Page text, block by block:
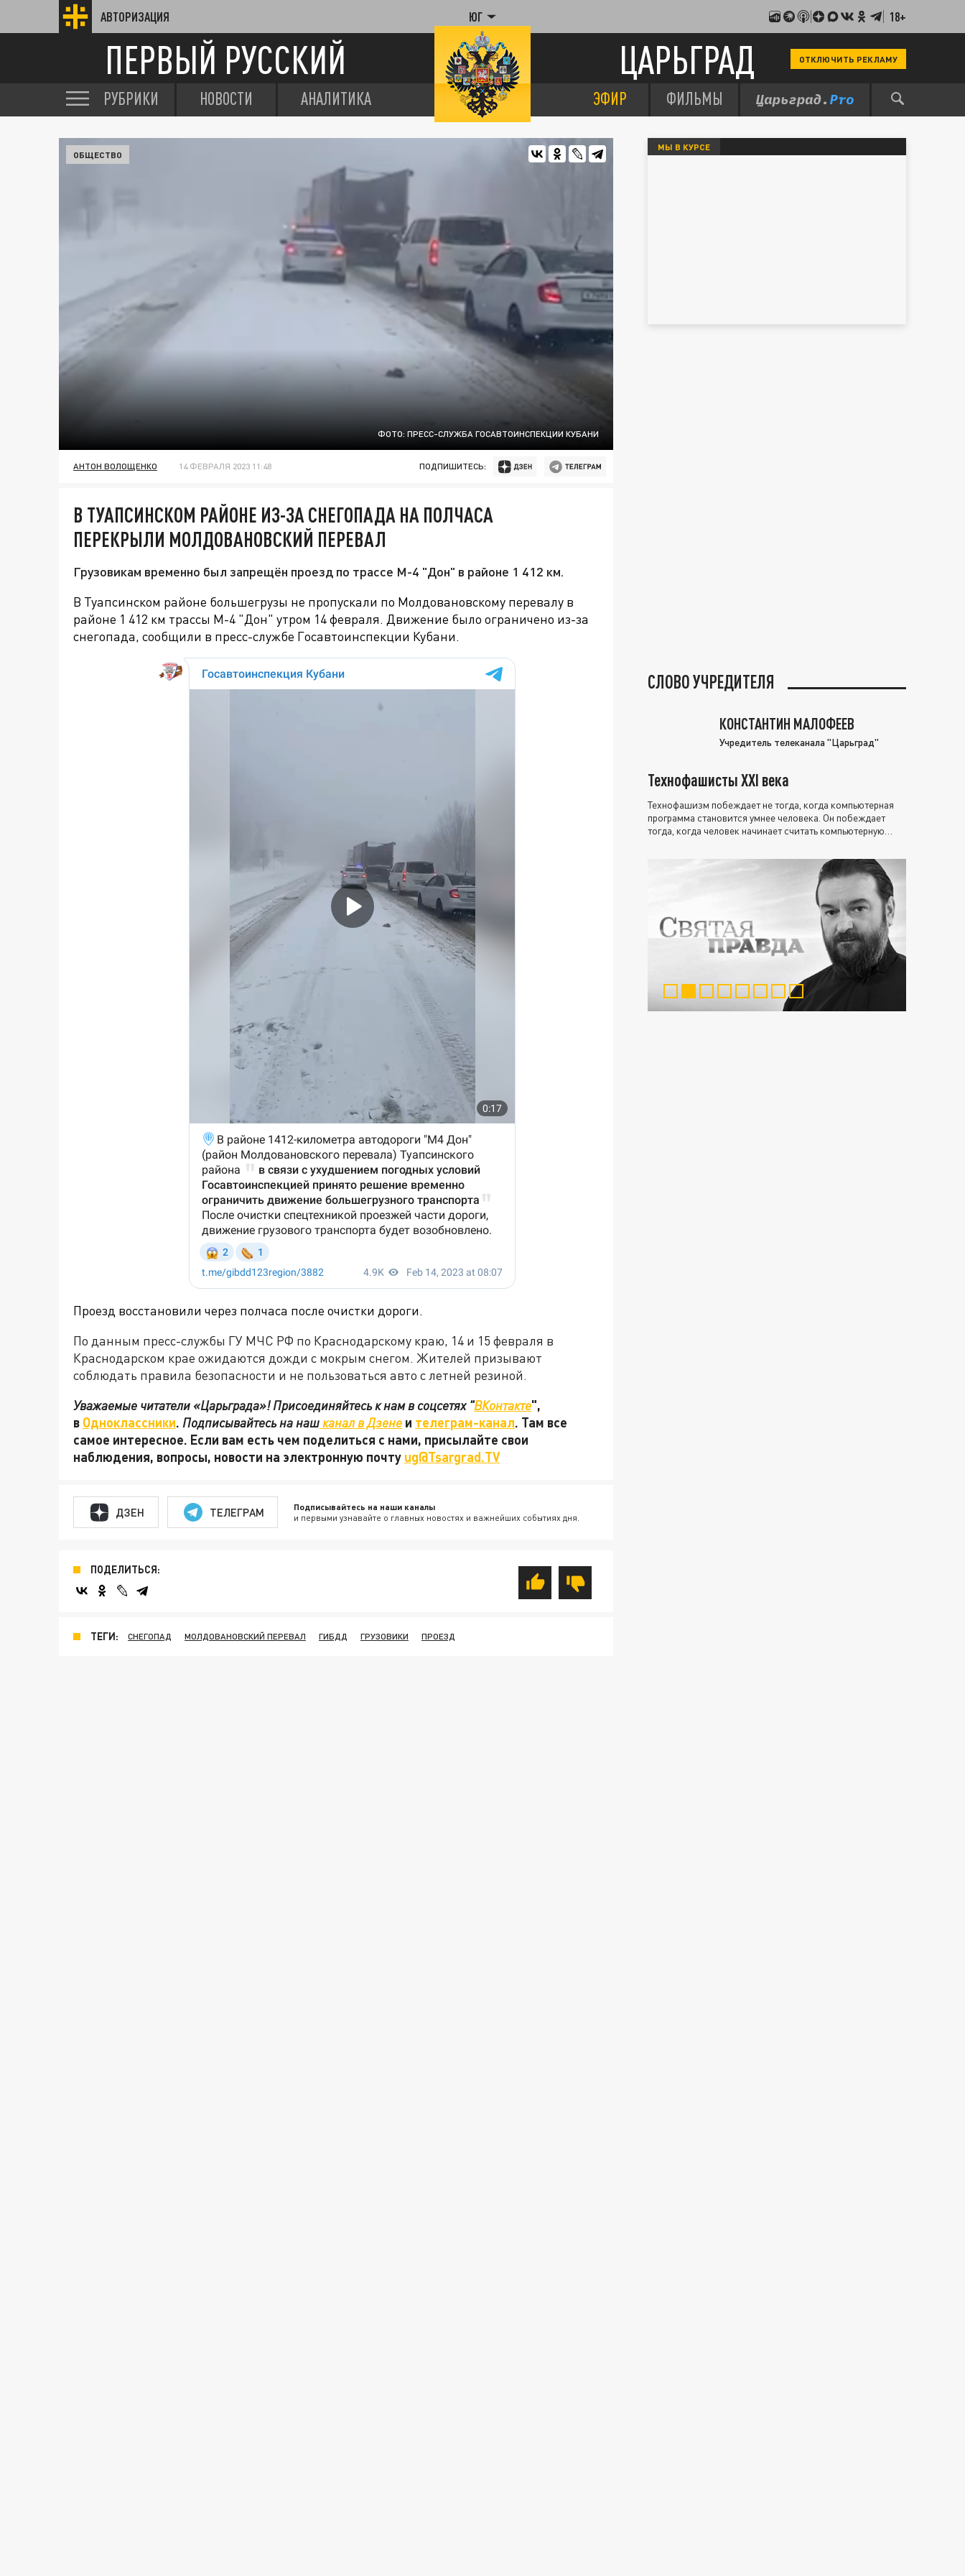
АВТОРИЗАЦИЯ ЮГ 18+
ПЕРВЫЙ РУССКИЙ ЦАРЬГРАД ОТКЛЮЧИТЬ РЕКЛАМУ
РУБРИКИ НОВОСТИ АНАЛИТИКА ЭФИР ФИЛЬМЫ
ФОТО: ПРЕСС-СЛУЖБА ГОСАВТОИНСПЕКЦИИ КУБАНИ
ОБЩЕСТВО
АНТОН ВОЛОЩЕНКО 14 ФЕВРАЛЯ 2023 11:48 ПОДПИШИТЕСЬ:
В ТУАПСИНСКОМ РАЙОНЕ ИЗ-ЗА СНЕГОПАДА НА ПОЛЧАСА
ПЕРЕКРЫЛИ МОЛДОВАНОВСКИЙ ПЕРЕВАЛ
Грузовикам временно был запрещён проезд по трассе М-4 "Дон" в районе 1 412 км.
В Туапсинском районе большегрузы не пропускали по Молдовановскому перевалу в
районе 1 412 км трассы М-4 "Дон" утром 14 февраля. Движение было ограничено из-за
снегопада, сообщили в пресс-службе Госавтоинспекции Кубани.
Проезд восстановили через полчаса после очистки дороги.
По данным пресс-службы ГУ МЧС РФ по Краснодарскому краю, 14 и 15 февраля в
Краснодарском крае ожидаются дожди с мокрым снегом. Жителей призывают
соблюдать правила безопасности и не пользоваться авто с летней резиной.
Уважаемые читатели «Царьграда»! Присоединяйтесь к нам в соцсетях "ВКонтакте",
в Одноклассники. Подписывайтесь на нашканал в Дзене и телеграм-канал. Там все
самое интересное. Если вам есть чем поделиться с нами, присылайте свои
наблюдения, вопросы, новости на электронную почту ug@Tsargrad.TV
ДЗЕН ТЕЛЕГРАМ Подписывайтесь на наши каналы
и первыми узнавайте о главных новостях и важнейших событиях дня.
ПОДЕЛИТЬСЯ:
ТЕГИ: СНЕГОПАД МОЛДОВАНОВСКИЙ ПЕРЕВАЛ ГИБДД ГРУЗОВИКИ ПРОЕЗД
МЫ В КУРСЕ
СЛОВО УЧРЕДИТЕЛЯ
КОНСТАНТИН МАЛОФЕЕВ
Учредитель телеканала "Царьград"
Технофашисты XXI века
Технофашизм побеждает не тогда, когда компьютерная
программа становится умнее человека. Он побеждает
тогда, когда человек начинает считать компьютерную